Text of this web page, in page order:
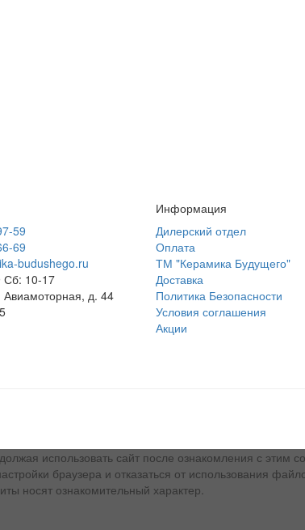
59
69
budushego.ru
10-17
д. 44
Информация
Дилерский отдел
Оплата
ТМ "Керамика Будущего"
Доставка
Политика Безопасности
Условия соглашения
Акции
использовать сайт после ознакомления с этим
браузера и отказаться от использования
носят ознакомительный характер.